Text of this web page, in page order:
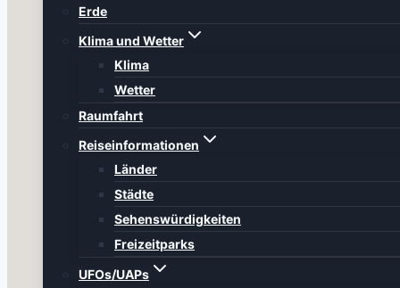
Erde
Klima und Wetter
Klima
Wetter
Raumfahrt
Reiseinformationen
Länder
Städte
Sehenswürdigkeiten
Freizeitparks
UFOs/UAPs